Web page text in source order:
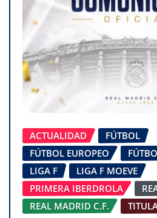
ACTUALIDAD
FÚTBOL
FÚTBOL EUROPEO
LIGA F
LIGA F MOEVE
PRIMERA IBERDROLA
REAL MADRID C.F.